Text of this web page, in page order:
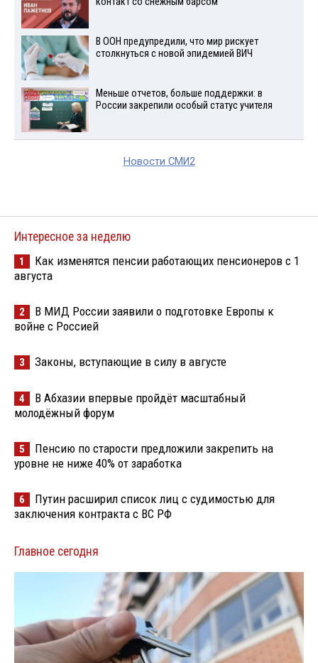
В ООН предупредили, что мир рискует
столкнуться с новой эпидемией ВИЧ
Меньше отчетов, больше поддержки: в
России закрепили особый статус учителя
Новости СМИ2
Интересное за неделю
1
Как изменятся пенсии работающих пенсионеров с 1
августа
2
В МИД России заявили о подготовке Европы к
войне с Россией
3 Законы, вступающие в силу в августе
4
В Абхазии впервые пройдёт масштабный
молодёжный форум
5
Пенсию по старости предложили закрепить на
уровне не ниже 40% от заработка
6
Путин расширил список лиц с судимостью для
заключения контракта с ВС РФ
Главное сегодня